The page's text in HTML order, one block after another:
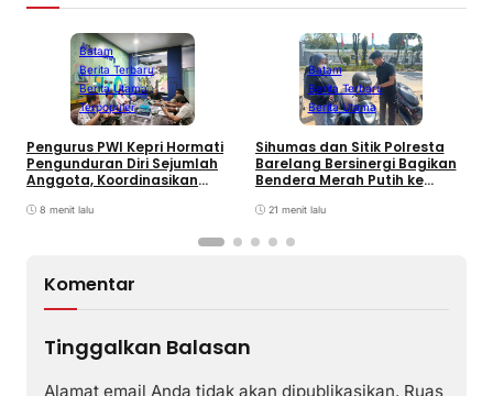
Batam
Berita Terbaru
Berita Utama
Terpopuler
Pengurus PWI Kepri Hormati
Pengunduran Diri Sejumlah
Anggota, Koordinasikan
Pusat
8 menit lalu
Batam
Berita Terbaru
Berita Utama
Sihumas dan Sitik Polresta
Barelang Bersinergi Bagikan
Bendera Merah Putih ke
Sambut HUT RI Ke-81
21 menit lalu
Komentar
Tinggalkan Balasan
Alamat email Anda tidak akan dipublikasikan. Ruas